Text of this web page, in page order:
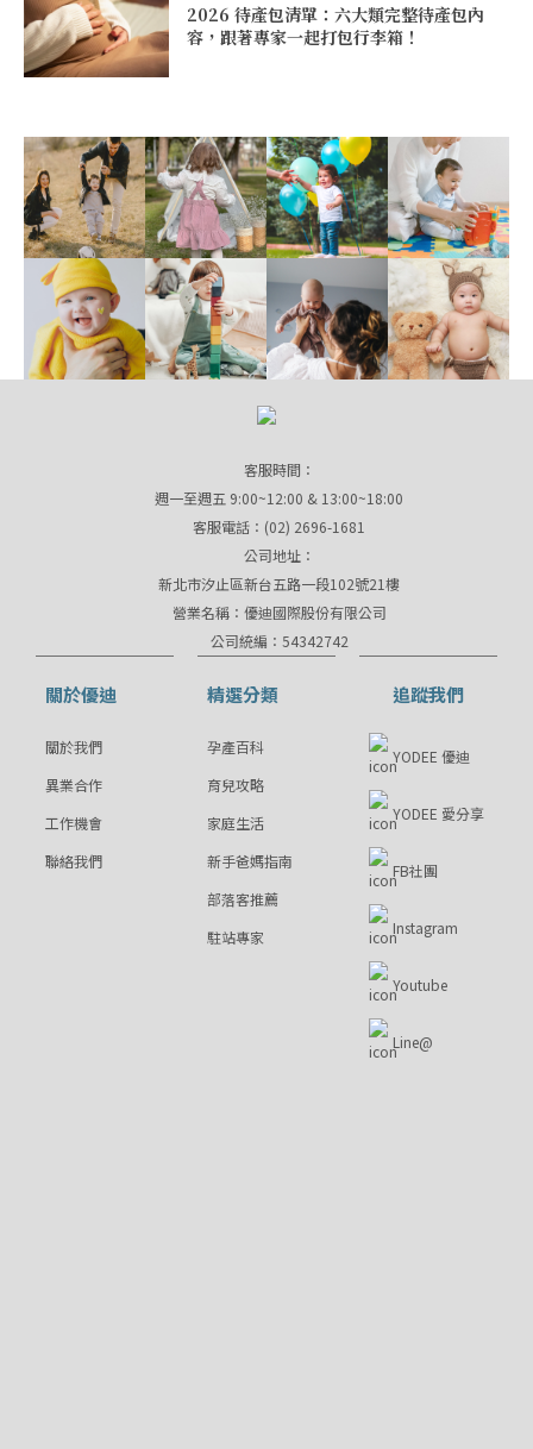
2026 待產包清單：六大類完整待產包內
容，跟著專家一起打包行李箱！
客服時間：
週一至週五 9:00~12:00 & 13:00~18:00
客服電話：(02) 2696-1681
公司地址：
新北市汐止區新台五路一段102號21樓
營業名稱：優迪國際股份有限公司
公司統編：54342742
關於優迪
關於我們
異業合作
工作機會
聯絡我們
精選分類
孕產百科
育兒攻略
家庭生活
新手爸媽指南
部落客推薦
駐站專家
追蹤我們
YODEE 優迪
YODEE 愛分享
FB社團
Instagram
Youtube
Line@